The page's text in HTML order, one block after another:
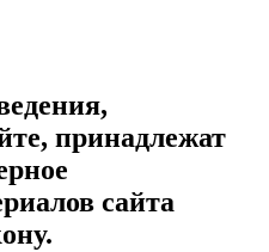
принадлежат
сайта